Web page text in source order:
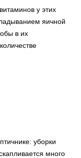
у этих
яичной
в их
уборки
много